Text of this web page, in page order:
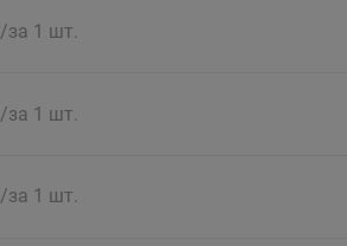
/за 1 шт.
/за 1 шт.
/за 1 шт.